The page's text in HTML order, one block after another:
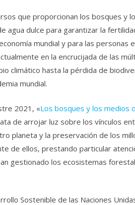
que proporcionan los bosques y
agua dulce para garantizar la
mundial y para las personas
en la encrucijada de las
climático hasta la pérdida de
mundial.
2021, «Los bosques y los medios
de arrojar luz sobre los vínculos
planeta y la preservación de los
de ellos, prestando particular
gestionado los ecosistemas
Sostenible de las Naciones